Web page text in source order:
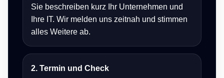
Sie beschreiben kurz Ihr Unternehmen und
Ihre IT. Wir melden uns zeitnah und stimmen
alles Weitere ab.
2. Termin und Check